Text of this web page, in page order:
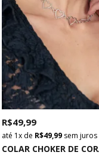
R$ 49,99
1x de R$ 49,99 sem juros